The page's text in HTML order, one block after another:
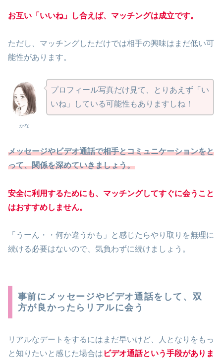
お互い「いいね」し合えば、マッチングは成立です。
ただし、マッチングしただけでは相手の興味はまだ低い可
能性があります。
かな
プロフィール写真だけ見て、とりあえず「い
いね」している可能性もありますしね！
メッセージやビデオ通話で相手とコミュニケーションをと
って、関係を深めていきましょう。
安全に利用するためにも、マッチングしてすぐに会うこと
はおすすめしません。
「うーん・・何か違うかも」と感じたらやり取りを無理に
続ける必要はないので、気負わずに続けましょう。
事前にメッセージやビデオ通話をして、双
方が良かったらリアルに会う
リアルなデートをするにはまだ早いけど、人となりをもっ
と知りたいと感じた場合は ビデオ通話という手段がありま